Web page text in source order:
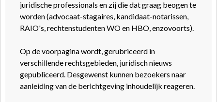
juridische professionals en zij die dat graag beogen te
worden (advocaat-stagaires, kandidaat-notarissen,
RAIO's, rechtenstudenten WO en HBO, enzovoorts).
Op de voorpagina wordt, gerubriceerd in
verschillende rechtsgebieden, juridisch nieuws
gepubliceerd. Desgewenst kunnen bezoekers naar
aanleiding van de berichtgeving inhoudelijk reageren.